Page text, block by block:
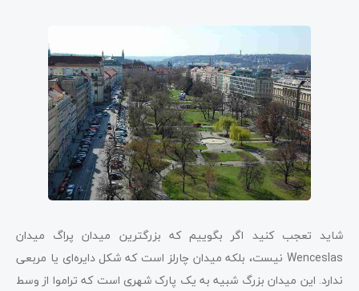
شاید تعجب کنید اگر بگوییم که بزرگترین میدان پراگ میدان
Wenceslas نیست، بلکه میدان چارلز است که شکل دایره‌ای یا مربعی
ندارد. این میدان بزرگ شبیه به یک پارک شهری است که تراموا از وسط